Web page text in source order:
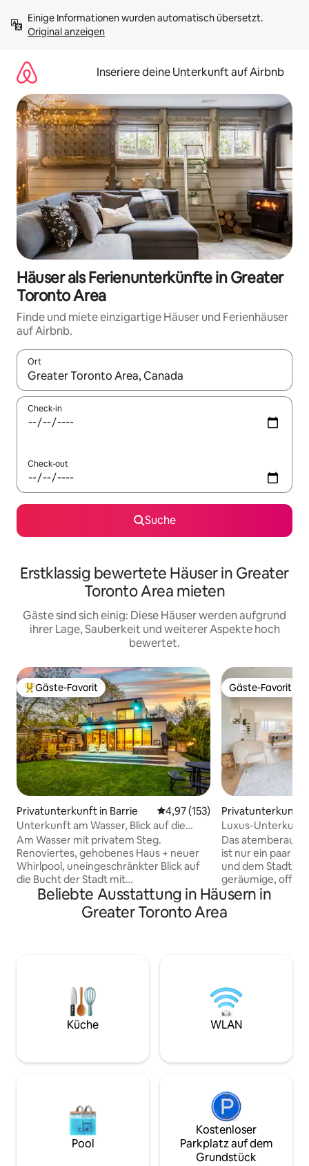
Inhalten
springenOriginal anzeigen
Inseriere deine Unterkunft auf Airbnb
Häuser als Ferienunterkünfte in Greater
Toronto Area
Finde und miete einzigartige Häuser und Ferienhäuser
auf Airbnb.
Ort
Wenn Ergebnisse verfügbar sind, navigiere mit den
Check-in
Check-out
Suche
Erstklassig bewertete Häuser in Greater
Toronto Area mieten
Gäste sind sich einig: Diese Häuser werden aufgrund
ihrer Lage, Sauberkeit und weiterer Aspekte hoch
bewertet.
Beliebter Gäste-Favorit.
Gäste-Favorit
Privatunterkunft in Barrie Durchschnittliche Bewertung:
4,97 (153)
Unterkunft am Wasser, Blick auf die
Stadt/den Sonnenuntergang und nur
wenige Schritte zum Strand
Am Wasser mit privatem Steg.
Renoviertes, gehobenes Haus + neuer
Whirlpool, uneingeschränkter Blick auf
die Bucht der Stadt mit
Sonnenuntergängen + Sonnenaufgang
im Sommer. Nur wenige Schritte vom
Strand und Park Minet's Point entfernt. 4
2400 Quadratfuß. Parkplatz für 3 Autos,
zusätzlicher Parkplatz auf dem Parkplatz
daneben verfügbar. Gasgrill, Feuerstelle,
2x Gas-FP, schnelles WLAN & 77-Zoll-
entfernt, wo du Seadoos/Boote mieten
Geschäften entfernt. Kitesurfen &
Gäste-Favorit
Gäste-Favorit
Privatunterkunft
Luxus-
Flughafen, 15
Innenstadt
Das
ist nur ein paar
und dem
geräumige,
luxuriöses,
wunderschön
Es ist ein voll
buchen. Zimmer 1 Kingsize-Doppelbett
Zimmer 2
Zimmer 3: zwei
weiteres
Dies ist eine
Beliebte Ausstattung in Häusern in
Greater Toronto Area
Küche WLAN
Pool
Kostenloser
Parkplatz auf dem
Grundstück